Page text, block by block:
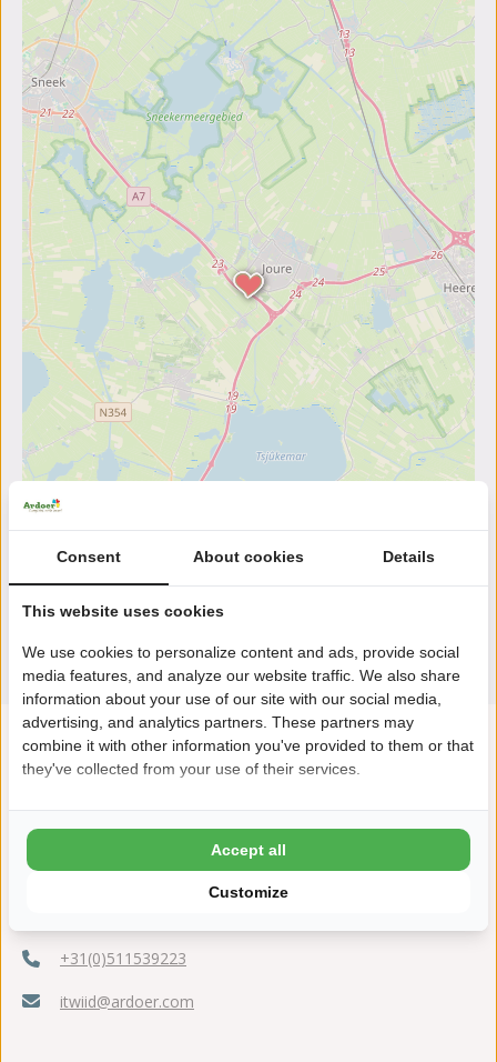
+31(0)511539223
itwiid@ardoer.com
Consent About cookies Details
This website uses cookies
We use cookies to personalize content and ads, provide social
media features, and analyze our website traffic. We also share
information about your use of our site with our social media,
advertising, and analytics partners. These partners may
combine it with other information you've provided to them or that
they've collected from your use of their services.
Customize
Accept all